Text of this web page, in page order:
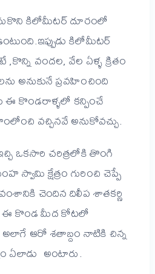
కిలోమీటర్ దూరంలో
కిలోమీటర్
వందల, వేల ఏళ్ళ క్రితం
అనుకునే ప్రవహించింది
ఈ కొండరాళ్ళలో కన్పించే
వచ్చినవే అనుకోవచ్చు.
ఒకసారి చరిత్రలోకి తొంగి
స్వామి క్షేత్రం గురించి చెప్పే
చెందిన దిలీప శాతకర్ణి
ఈ కొండ మీద కోటలో
ఆరో శతాబ్దం నాటికి చిన్న
ఏలాడు అంటారు.